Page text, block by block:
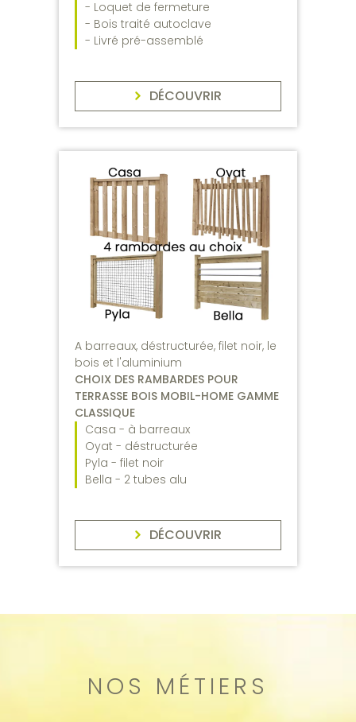
- Loquet de fermeture
- Bois traité autoclave
- Livré pré-assemblé
DÉCOUVRIR
A barreaux, déstructurée, filet noir, le
bois et l'aluminium
CHOIX DES RAMBARDES POUR
TERRASSE BOIS MOBIL-HOME GAMME
CLASSIQUE
Casa - à barreaux
Oyat - déstructurée
Pyla - filet noir
Bella - 2 tubes alu
DÉCOUVRIR
NOS MÉTIERS